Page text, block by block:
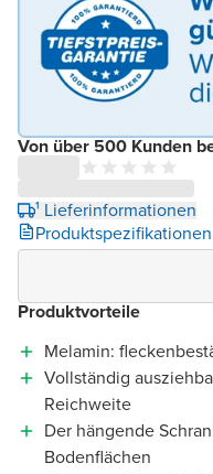
Von über 500 Kunden
¹ Lieferinformationen
Produktspezifikationen
Produktvorteile
Melamin:
Vollständig
Reichweite
Der hängende
Bodenflächen